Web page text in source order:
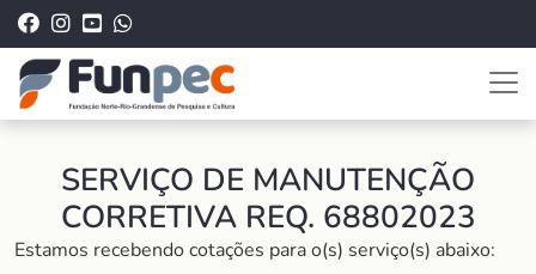
SERVIÇO DE MANUTENÇÃO
CORRETIVA REQ. 68802023
Estamos recebendo cotações para o(s) serviço(s) abaixo: